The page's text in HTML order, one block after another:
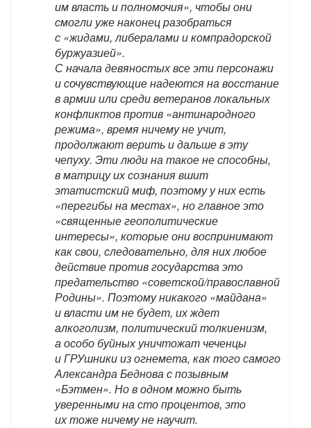
им власть и полномочия», чтобы они
смогли уже наконец разобраться
с «жидами, либералами и компрадорской
буржуазией».
С начала девяностых все эти персонажи
и сочувствующие надеются на восстание
в армии или среди ветеранов локальных
конфликтов против «антинародного
режима», время ничему не учит,
продолжают верить и дальше в эту
чепуху. Эти люди на такое не способны,
в матрицу их сознания вшит
этатистский миф, поэтому у них есть
«перегибы на местах», но главное это
«священные геополитические
интересы», которые они воспринимают
как свои, следовательно, для них любое
действие против государства это
предательство «советской/православной
Родины». Поэтому никакого «майдана»
и власти им не будет, их ждет
алкоголизм, политический толкиенизм,
а особо буйных уничтожат чеченцы
и ГРУшники из огнемета, как того самого
Александра Беднова с позывным
«Бэтмен». Но в одном можно быть
уверенными на сто процентов, это
их тоже ничему не научит.